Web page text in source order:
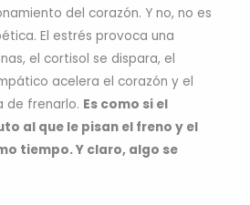
del corazón. Y no, no es
El estrés provoca una
el cortisol se dispara, el
acelera el corazón y el
de frenarlo. Es como si el
al que le pisan el freno y el
tiempo. Y claro, algo se